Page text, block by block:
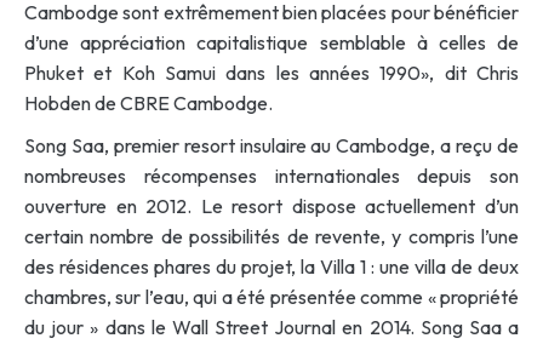
Cambodge sont extrêmement bien placées pour bénéficier
d’une appréciation capitalistique semblable à celles de
Phuket et Koh Samui dans les années 1990», dit Chris
Hobden de CBRE Cambodge.
Song Saa, premier resort insulaire au Cambodge, a reçu de
nombreuses récompenses internationales depuis son
ouverture en 2012. Le resort dispose actuellement d’un
certain nombre de possibilités de revente, y compris l’une
des résidences phares du projet, la Villa 1 : une villa de deux
chambres, sur l’eau, qui a été présentée comme « propriété
du jour » dans le Wall Street Journal en 2014. Song Saa a